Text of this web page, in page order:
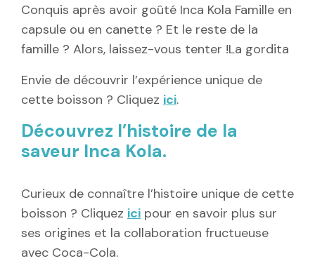
Conquis après avoir goûté Inca Kola Famille en
capsule ou en canette ? Et le reste de la
famille ? Alors, laissez-vous tenter !La gordita
Envie de découvrir l’expérience unique de
cette boisson ? Cliquez ici.
Découvrez l’histoire de la
saveur Inca Kola.
Curieux de connaître l’histoire unique de cette
boisson ? Cliquez ici pour en savoir plus sur
ses origines et la collaboration fructueuse
avec Coca-Cola.